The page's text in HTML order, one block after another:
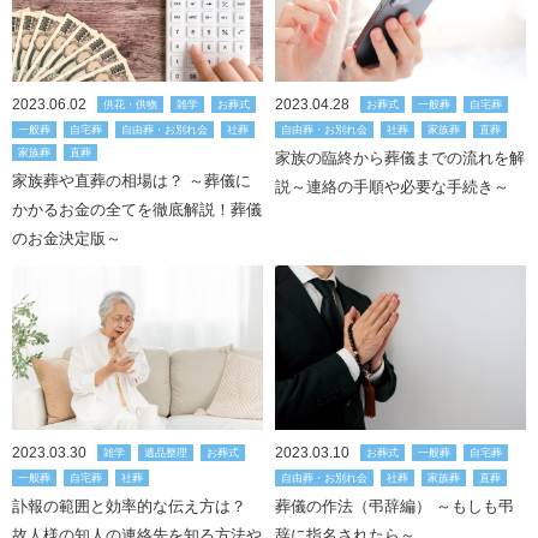
2023.06.02 供花・供物 雑学 お葬式
一般葬 自宅葬 自由葬・お別れ会
社葬
家族葬
直葬
家族葬や直葬の相場は？ ～葬儀に
かかるお金の全てを徹底解説！葬儀
のお金決定版～
2023.04.28 お葬式 一般葬 自宅葬
自由葬・お別れ会 社葬 家族葬 直葬
家族の臨終から葬儀までの流れを解
説～連絡の手順や必要な手続き～
2023.03.30 雑学 遺品整理 お葬式
一般葬 自宅葬 社葬
訃報の範囲と効率的な伝え方は？
2023.03.10 お葬式 一般葬 自宅葬
自由葬・お別れ会 社葬 家族葬 直葬
葬儀の作法（弔辞編） ～もしも弔